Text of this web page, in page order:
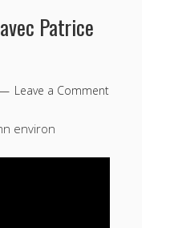
Patrice
Leave a Comment
environ